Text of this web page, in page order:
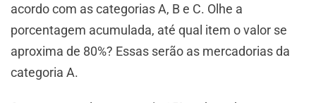
acordo com as categorias A, B e C. Olhe a
porcentagem acumulada, até qual item o valor se
aproxima de 80%? Essas serão as mercadorias da
categoria A.